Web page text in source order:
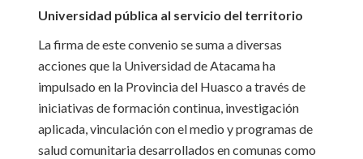
Universidad pública al servicio del territorio
La firma de este convenio se suma a diversas
acciones que la Universidad de Atacama ha
impulsado en la Provincia del Huasco a través de
iniciativas de formación continua, investigación
aplicada, vinculación con el medio y programas de
salud comunitaria desarrollados en comunas como